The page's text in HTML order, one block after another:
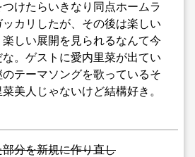
つけたらいきなり同点ホームラ
ッカリしたが、その後は楽しい
しい展開を見られるなんて今
な。ゲストに愛内里菜が出てい
テーマソングを歌っているそ
美人じゃないけど結構好き。
分を新規に作り直し